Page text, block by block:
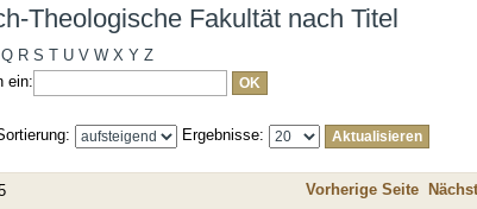
Theologische Fakultät nach Titel
Q R S T U V W X Y Z
ein:
Ergebnisse:
Vorherige Seite